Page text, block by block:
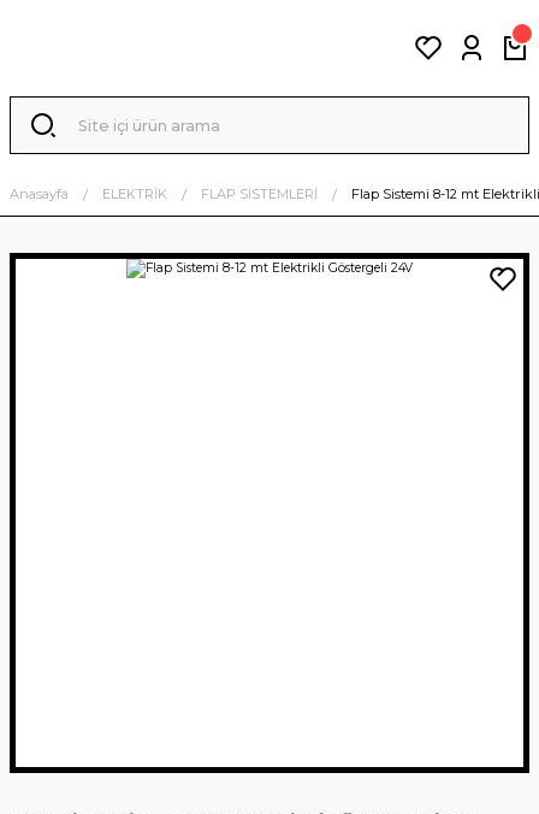
Anasayfa ELEKTRİK FLAP SİSTEMLERİ Flap Sistemi 8-12 mt